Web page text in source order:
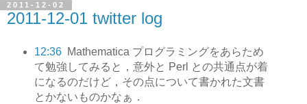
2011-12-02
2011-12-01 twitter log
12:36
Mathematica プログラミングをあらため
て勉強してみると，意外と Perl との共通点が着
になるのだけど，その点について書かれた文書
とかないものかなぁ．